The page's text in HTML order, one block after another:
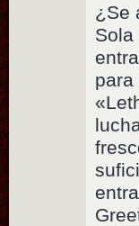
¿Se
Sola
para